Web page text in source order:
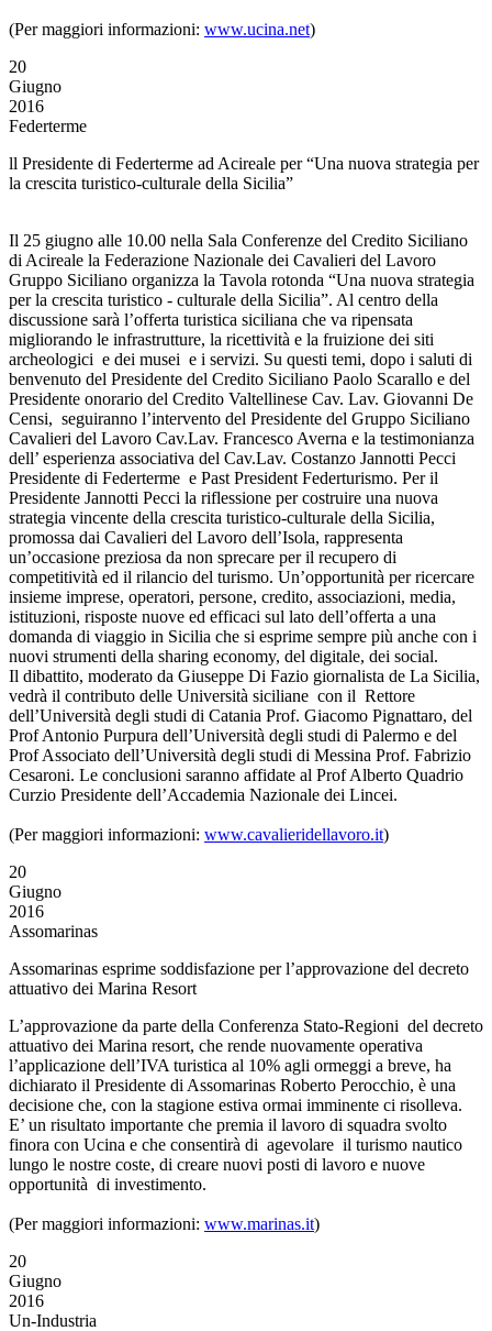
(Per maggiori informazioni: www.ucina.net)
20
Giugno
2016
Federterme
ll Presidente di Federterme ad Acireale per “Una nuova strategia per
la crescita turistico-culturale della Sicilia”
Il 25 giugno alle 10.00 nella Sala Conferenze del Credito Siciliano
di Acireale la Federazione Nazionale dei Cavalieri del Lavoro
Gruppo Siciliano organizza la Tavola rotonda “Una nuova strategia
per la crescita turistico - culturale della Sicilia”. Al centro della
discussione sarà l’offerta turistica siciliana che va ripensata
migliorando le infrastrutture, la ricettività e la fruizione dei siti
archeologici e dei musei e i servizi. Su questi temi, dopo i saluti di
benvenuto del Presidente del Credito Siciliano Paolo Scarallo e del
Presidente onorario del Credito Valtellinese Cav. Lav. Giovanni De
Censi, seguiranno l’intervento del Presidente del Gruppo Siciliano
Cavalieri del Lavoro Cav.Lav. Francesco Averna e la testimonianza
dell’ esperienza associativa del Cav.Lav. Costanzo Jannotti Pecci
Presidente di Federterme e Past President Federturismo. Per il
Presidente Jannotti Pecci la riflessione per costruire una nuova
strategia vincente della crescita turistico-culturale della Sicilia,
promossa dai Cavalieri del Lavoro dell’Isola, rappresenta
un’occasione preziosa da non sprecare per il recupero di
competitività ed il rilancio del turismo. Un’opportunità per ricercare
insieme imprese, operatori, persone, credito, associazioni, media,
istituzioni, risposte nuove ed efficaci sul lato dell’offerta a una
domanda di viaggio in Sicilia che si esprime sempre più anche con i
nuovi strumenti della sharing economy, del digitale, dei social.
Il dibattito, moderato da Giuseppe Di Fazio giornalista de La Sicilia,
vedrà il contributo delle Università siciliane con il Rettore
dell’Università degli studi di Catania Prof. Giacomo Pignattaro, del
Prof Antonio Purpura dell’Università degli studi di Palermo e del
Prof Associato dell’Università degli studi di Messina Prof. Fabrizio
Cesaroni. Le conclusioni saranno affidate al Prof Alberto Quadrio
Curzio Presidente dell’Accademia Nazionale dei Lincei.
(Per maggiori informazioni: www.cavalieridellavoro.it)
20
Giugno
2016
Assomarinas
Assomarinas esprime soddisfazione per l’approvazione del decreto
attuativo dei Marina Resort
L’approvazione da parte della Conferenza Stato-Regioni del decreto
attuativo dei Marina resort, che rende nuovamente operativa
l’applicazione dell’IVA turistica al 10% agli ormeggi a breve, ha
dichiarato il Presidente di Assomarinas Roberto Perocchio, è una
decisione che, con la stagione estiva ormai imminente ci risolleva.
E’ un risultato importante che premia il lavoro di squadra svolto
finora con Ucina e che consentirà di agevolare il turismo nautico
lungo le nostre coste, di creare nuovi posti di lavoro e nuove
opportunità di investimento.
(Per maggiori informazioni: www.marinas.it)
20
Giugno
2016
Un-Industria